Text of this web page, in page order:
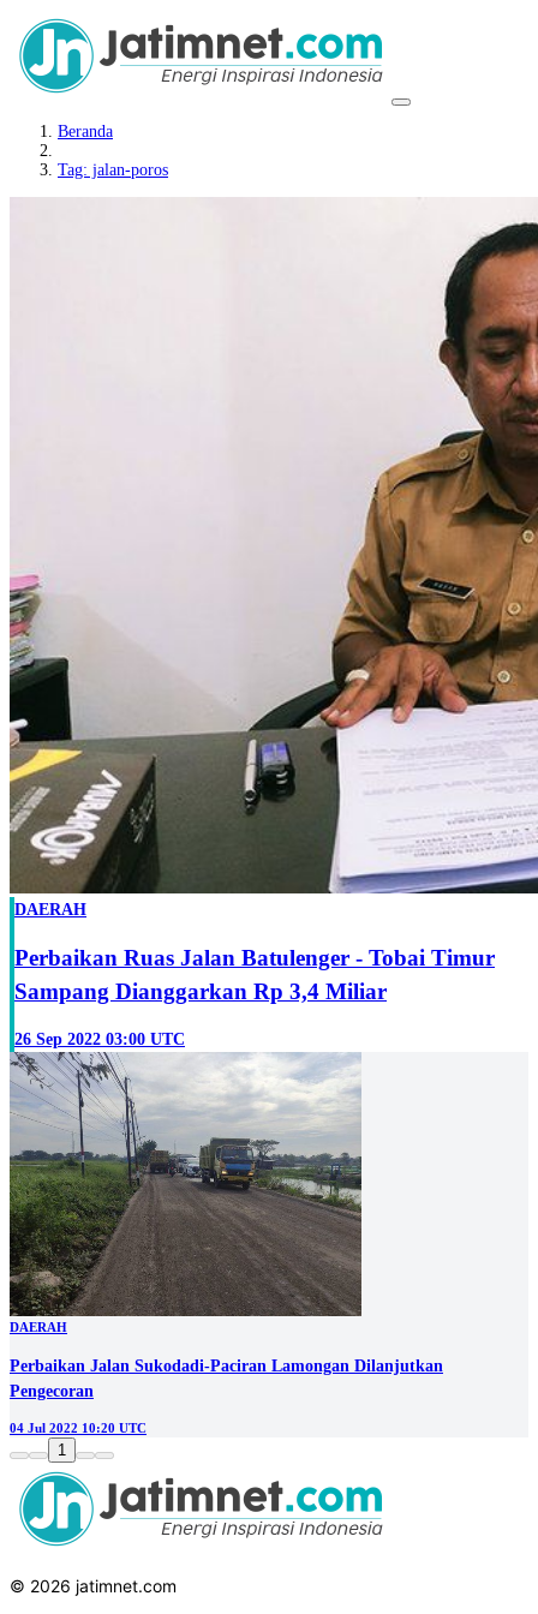
Beranda
Tag: jalan-poros
DAERAH
Perbaikan Ruas Jalan Batulenger - Tobai Timur
Sampang Dianggarkan Rp 3,4 Miliar
26 Sep 2022 03:00 UTC
DAERAH
Perbaikan Jalan Sukodadi-Paciran Lamongan Dilanjutkan
Pengecoran
04 Jul 2022 10:20 UTC
1
© 2026 jatimnet.com